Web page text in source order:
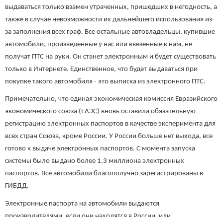
выдаваться только взамен утраченных, пришедших в негодность, а
также в случае невозможности их дальнейшего использования из-
за заполнения всех граф. Все остальные автовладельцы, купившие
автомобили, произведенные у нас или ввезенные к нам, не
получат ПТС на руки. Он станет электронным и будет существовать
только в Интернете. Единственное, что будет выдаваться при
покупке такого автомобиля - это выписка из электронного ПТС.
Примечательно, что единая экономическая комиссия Евразийского
экономического союза (ЕАЭС) вновь оставила обязательную
регистрацию электронных паспортов в качестве эксперимента для
всех стран Союза, кроме России. У России больше нет выхода, все
готово к выдаче электронных паспортов. С момента запуска
системы было выдано более 1,3 миллиона электронных
паспортов. Все автомобили благополучно зарегистрированы в
ГИБДД.
Электронные паспорта на автомобили выдаются